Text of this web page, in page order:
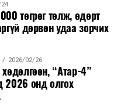
төгрөг төлж, өдөрт
дөрвөн удаа зорчих
2026/02/26
“Атар-4”
2026 онд олгох